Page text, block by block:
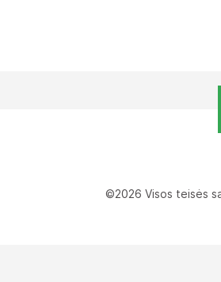
©2026 Visos teisės